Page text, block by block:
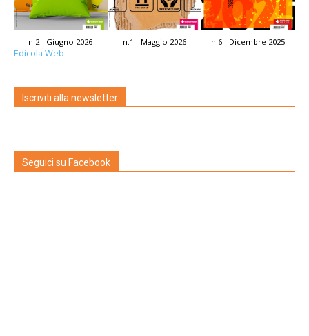
n.2 - Giugno 2026 n.1 - Maggio 2026 n.6 - Dicembre 2025
Edicola Web
Iscriviti alla newsletter
Seguici su Facebook